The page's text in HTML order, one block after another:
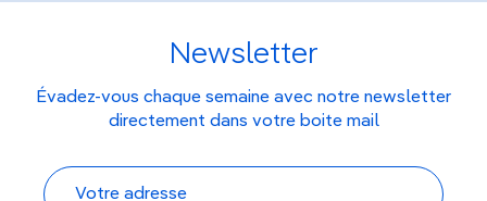
Newsletter
Évadez-vous chaque semaine avec notre newsletter
directement dans votre boite mail